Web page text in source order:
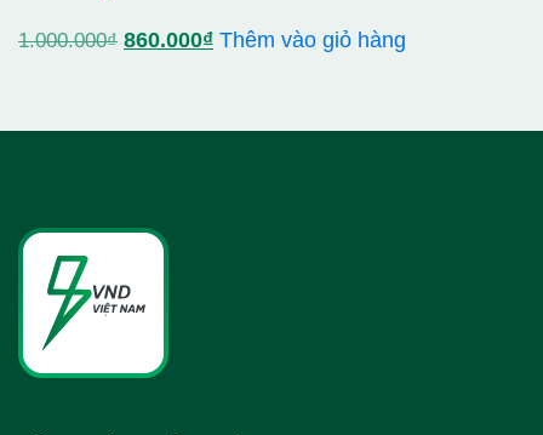
1.000.000₫ Giá
860.000₫Giá
Thêm vào giỏ hàng